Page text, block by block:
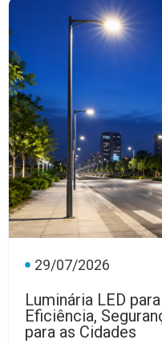
29/07/2026
Luminária LED
Eficiência,
para as Cidades